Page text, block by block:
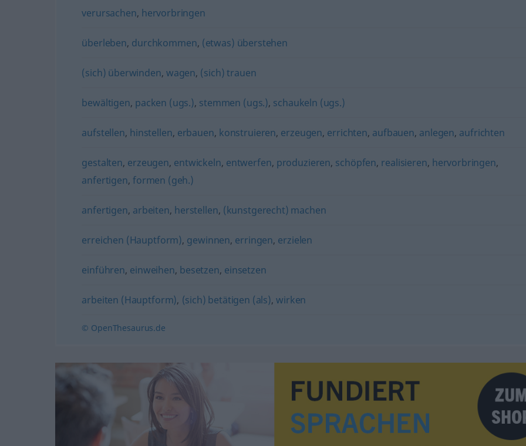
verursachen, hervorbringen
überleben, durchkommen, (etwas) überstehen
(sich) überwinden, wagen, (sich) trauen
bewältigen, packen (ugs.), stemmen (ugs.), schaukeln (ugs.)
aufstellen, hinstellen, erbauen, konstruieren, erzeugen, errichten, aufbauen, anlegen, aufrichten
gestalten, erzeugen, entwickeln, entwerfen, produzieren, schöpfen, realisieren, hervorbringen,
anfertigen,formen (geh.)
anfertigen, arbeiten, herstellen, (kunstgerecht) machen
erreichen (Hauptform), gewinnen, erringen, erzielen
einführen, einweihen, besetzen, einsetzen
arbeiten (Hauptform), (sich) betätigen (als),wirken
© OpenThesaurus.de